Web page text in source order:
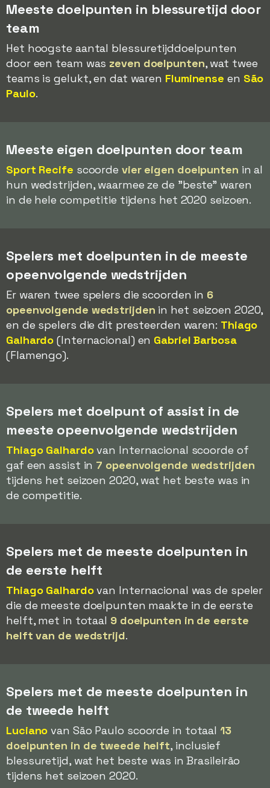
Meeste doelpunten in blessuretijd door
team
Het hoogste aantal blessuretijddoelpunten
door een team was zeven doelpunten, wat twee
teams is gelukt, en dat waren Fluminense en São
Paulo.
Meeste eigen doelpunten door team
Sport Recife scoorde vier eigen doelpunten in al
hun wedstrijden, waarmee ze de "beste" waren
in de hele competitie tijdens het 2020 seizoen.
Spelers met doelpunten in de meeste
opeenvolgende wedstrijden
Er waren twee spelers die scoorden in 6
opeenvolgende wedstrijden in het seizoen 2020,
en de spelers die dit presteerden waren: Thiago
Galhardo (Internacional) en Gabriel Barbosa
(Flamengo).
Spelers met doelpunt of assist in de
meeste opeenvolgende wedstrijden
Thiago Galhardovan Internacional scoorde of
gaf een assist in 7 opeenvolgende wedstrijden
tijdens het seizoen 2020, wat het beste was in
de competitie.
Spelers met de meeste doelpunten in
de eerste helft
Thiago Galhardovan Internacional was de speler
die de meeste doelpunten maakte in de eerste
helft, met in totaal 9 doelpunten in de eerste
helft van de wedstrijd.
Spelers met de meeste doelpunten in
de tweede helft
Luciano van São Paulo scoorde in totaal13
doelpunten in de tweede helft, inclusief
blessuretijd, wat het beste was in Brasileirão
tijdens het seizoen 2020.